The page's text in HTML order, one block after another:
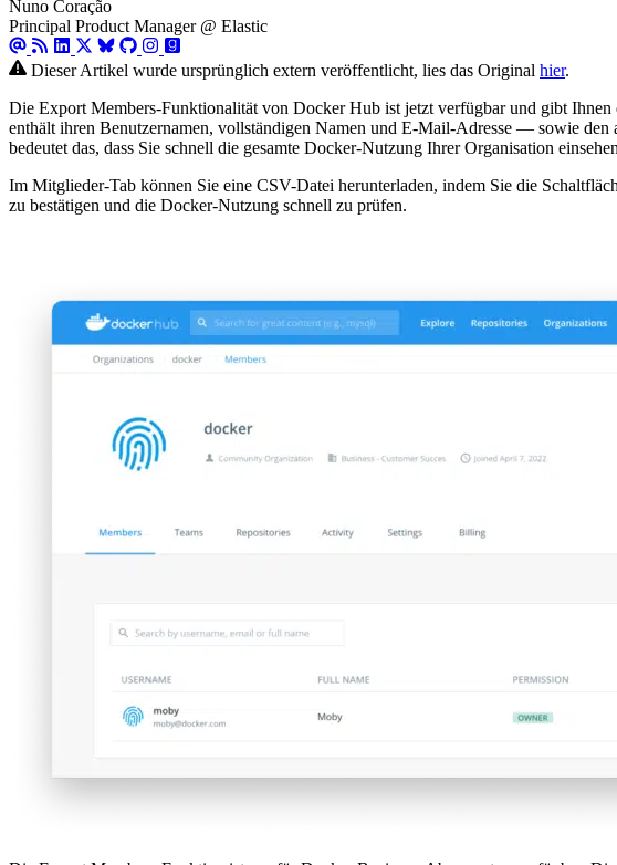
Nuno Coração
Principal Product Manager @ Elastic
Dieser Artikel wurde ursprünglich extern veröffentlicht, lies das Original hier.
Die Export Members-Funktionalität von Docker Hub ist jetzt verfügbar und gibt
enthält ihren Benutzernamen, vollständigen Namen und E-Mail-Adresse — sowie den
bedeutet das, dass Sie schnell die gesamte Docker-Nutzung Ihrer Organisation
Im Mitglieder-Tab können Sie eine CSV-Datei herunterladen, indem Sie die
zu bestätigen und die Docker-Nutzung schnell zu prüfen.